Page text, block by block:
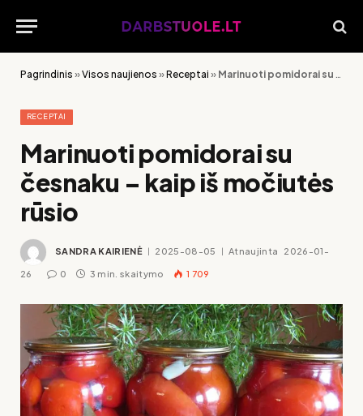
Pagrindinis »Visos naujienos »Receptai » Marinuoti pomidorai su česnaku – kaip iš močiutės rūsio
RECEPTAI
Marinuoti pomidorai su
česnaku – kaip iš močiutės
rūsio
SANDRA KAIRIENĖ 2025-08-05 Atnaujinta 2026-01-
26 0 3 min. skaitymo 1 709